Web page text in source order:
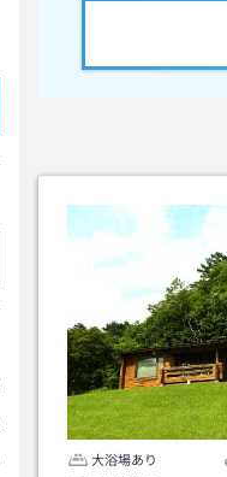
大浴場あり